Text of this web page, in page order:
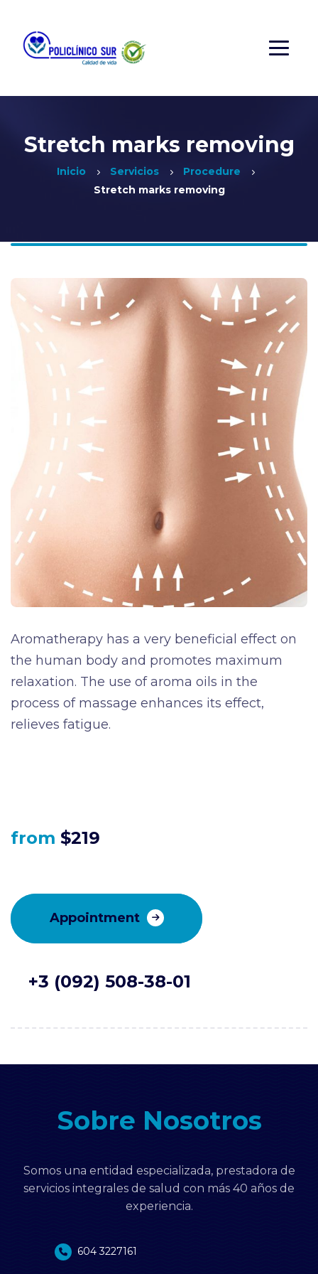
Stretch marks removing
Inicio Servicios
Procedure
Stretch marks removing
Aromatherapy has a very beneficial effect on
the human body and promotes maximum
relaxation. The use of aroma oils in the
process of massage enhances its effect,
relieves fatigue.
from $219
Appointment
+3 (092) 508-38-01
Sobre Nosotros
Somos una entidad especializada, prestadora de
servicios integrales de salud con más 40 años de
experiencia.
604 3227161